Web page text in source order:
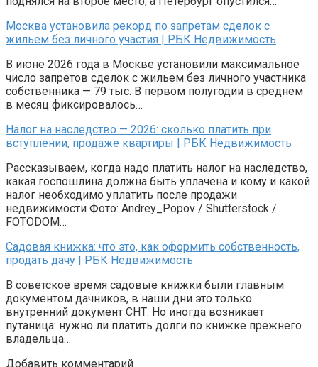
Москва установила рекорд по запретам сделок с
жильем без личного участия | РБК Недвижимость
В июне 2026 года в Москве установили максимальное
число запретов сделок с жильем без личного участника
собственника — 79 тыс. В первом полугодии в среднем
в месяц фиксировалось…
Налог на наследство — 2026: сколько платить при
вступлении, продаже квартиры | РБК Недвижимость
Рассказываем, когда надо платить налог на наследство,
какая госпошлина должна быть уплачена и кому и какой
налог необходимо уплатить после продажи
недвижимости Фото: Andrey_Popov / Shutterstock /
FOTODOM…
Садовая книжка: что это, как оформить собственность,
продать дачу | РБК Недвижимость
В советское время садовые книжки были главным
документом дачников, в наши дни это только
внутренний документ СНТ. Но иногда возникает
путаница: нужно ли платить долги по книжке прежнего
владельца…
Добавить комментарий